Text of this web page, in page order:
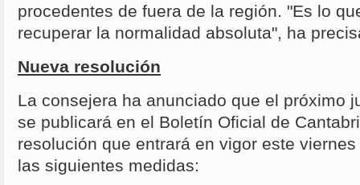
procedentes de fuera de la región. "Es lo
recuperar la normalidad absoluta", ha
Nueva resolución
La consejera ha anunciado que el próximo
se publicará en el Boletín Oficial de
resolución que entrará en vigor este
las siguientes medidas: